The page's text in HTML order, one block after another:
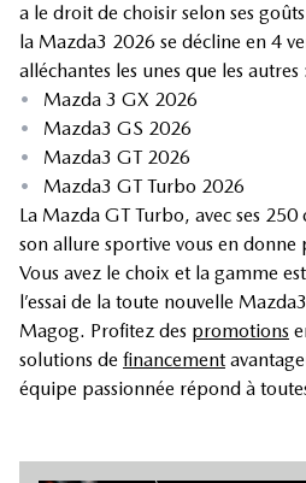
a le droit de choisir selon ses
la Mazda3 2026 se décline en 4
alléchantes les unes que les autres
•
Mazda 3 GX 2026
•
Mazda3 GS 2026
•
Mazda3 GT 2026
•
Mazda3 GT Turbo 2026
La Mazda GT Turbo, avec ses
son allure sportive vous en
Vous avez le choix et la gamme
l’essai de la toute nouvelle
Magog. Profitez des promotions
solutions de financement
équipe passionnée répond à